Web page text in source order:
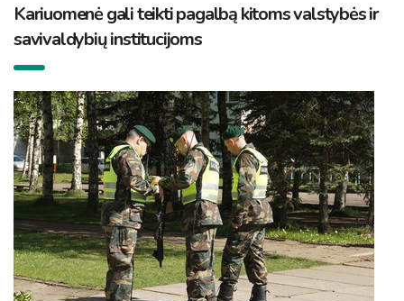
Kariuomenė gali teikti pagalbą kitoms valstybės ir
savivaldybių institucijoms